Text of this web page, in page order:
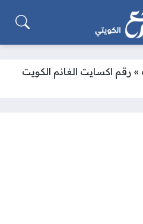
» رقم اكسايت الغانم الكويت